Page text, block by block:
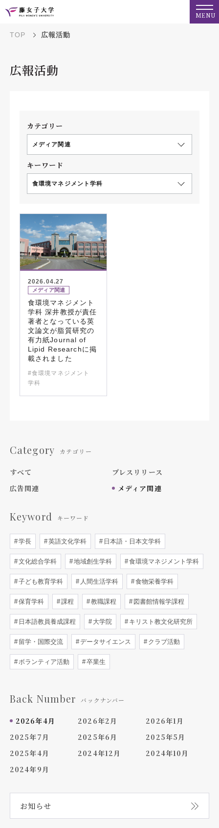
MENU
TOP 広報活動
広報活動
カテゴリー
メディア関連
キーワード
食環境マネジメント学科
2026.04.27
メディア関連
食環境マネジメント
学科 深井教授が責任
著者となっている英
文論文が脂質研究の
有力紙Journal of
Lipid Researchに掲
載されました
#食環境マネジメント
学科
Category カテゴリー
すべて
プレスリリース
広告関連
メディア関連
Keyword キーワード
学長 英語文化学科 日本語・日本文学科
文化総合学科 地域創生学科 食環境マネジメント学科
子ども教育学科 人間生活学科 食物栄養学科
保育学科 課程 教職課程 図書館情報学課程
日本語教員養成課程 大学院 キリスト教文化研究所
留学・国際交流 データサイエンス クラブ活動
ボランティア活動 卒業生
Back Number バックナンバー
2026年4月 2026年2月
2026年1月
2025年7月
2025年6月
2025年5月
2025年4月
2024年12月
2024年10月
2024年9月
お知らせ